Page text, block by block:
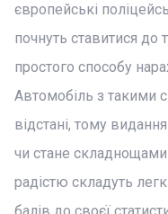
європейські
почнуть ставитися до
простого способу
Автомобіль з такими
відстані, тому
чи стане
радістю складуть